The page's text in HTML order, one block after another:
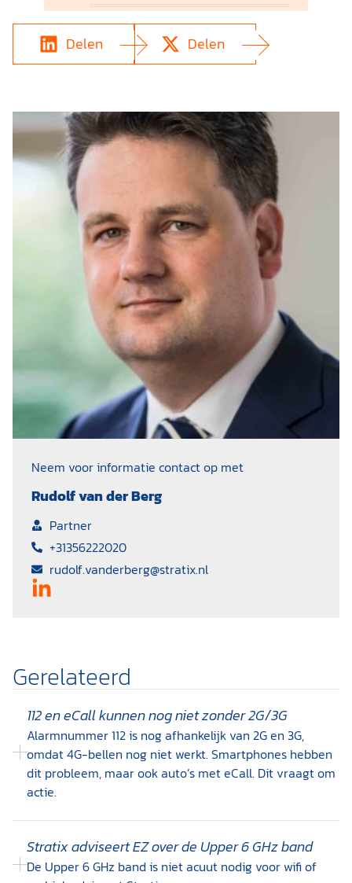
Delen Delen
Neem voor informatie contact op met
Rudolf van der Berg
Partner
+31356222020
rudolf.vanderberg@stratix.nl
Gerelateerd
112 en eCall kunnen nog niet zonder 2G/3G
Alarmnummer 112 is nog afhankelijk van 2G en 3G,
omdat 4G-bellen nog niet werkt. Smartphones hebben
dit probleem, maar ook auto’s met eCall. Dit vraagt om
actie.
Stratix adviseert EZ over de Upper 6 GHz band
De Upper 6 GHz band is niet acuut nodig voor wifi of